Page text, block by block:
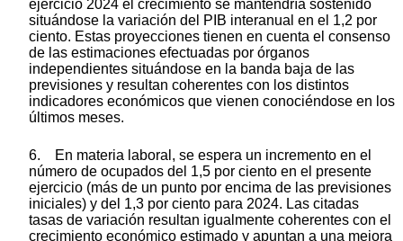
ejercicio 2024 el crecimiento se mantendría sostenido
situándose la variación del PIB interanual en el 1,2 por
ciento. Estas proyecciones tienen en cuenta el consenso
de las estimaciones efectuadas por órganos
independientes situándose en la banda baja de las
previsiones y resultan coherentes con los distintos
indicadores económicos que vienen conociéndose en los
últimos meses.
6. En materia laboral, se espera un incremento en el
número de ocupados del 1,5 por ciento en el presente
ejercicio (más de un punto por encima de las previsiones
iniciales) y del 1,3 por ciento para 2024. Las citadas
tasas de variación resultan igualmente coherentes con el
crecimiento económico estimado y apuntan a una mejora